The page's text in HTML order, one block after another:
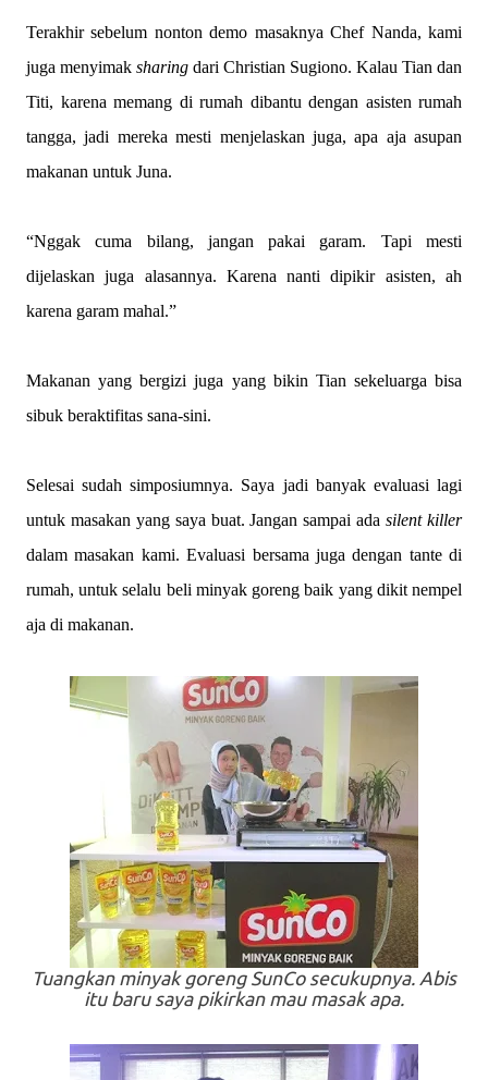
Terakhir sebelum nonton demo masaknya Chef Nanda, kami
juga menyimak sharing dari Christian Sugiono. Kalau Tian dan
Titi, karena memang di rumah dibantu dengan asisten rumah
tangga, jadi mereka mesti menjelaskan juga, apa aja asupan
makanan untuk Juna.
“Nggak cuma bilang, jangan pakai garam. Tapi mesti
dijelaskan juga alasannya. Karena nanti dipikir asisten, ah
karena garam mahal.”
Makanan yang bergizi juga yang bikin Tian sekeluarga bisa
sibuk beraktifitas sana-sini.
Selesai sudah simposiumnya. Saya jadi banyak evaluasi lagi
untuk masakan yang saya buat. Jangan sampai adasilent killer
dalam masakan kami. Evaluasi bersama juga dengan tante di
rumah, untuk selalu beli minyak goreng baik yang dikit nempel
aja di makanan.
Tuangkan minyak goreng SunCo secukupnya. Abis
itu baru saya pikirkan mau masak apa.